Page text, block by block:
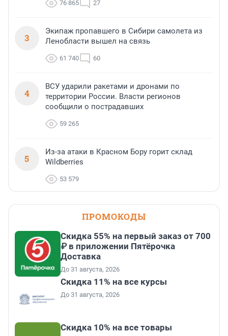
76 865 27
3
Экипаж пропавшего в Сибири самолета из
Ленобласти вышел на связь
61 740 60
4
ВСУ ударили ракетами и дронами по
территории России. Власти регионов
сообщили о пострадавших
59 265
5
Из-за атаки в Красном Бору горит склад
Wildberries
53 579
ПРОМОКОДЫ
Скидка 55% на первый заказ от 700
₽ в приложении Пятёрочка
Доставка
До 31 августа, 2026
Скидка 11% на все курсы
До 31 августа, 2026
Скидка 10% на все товары